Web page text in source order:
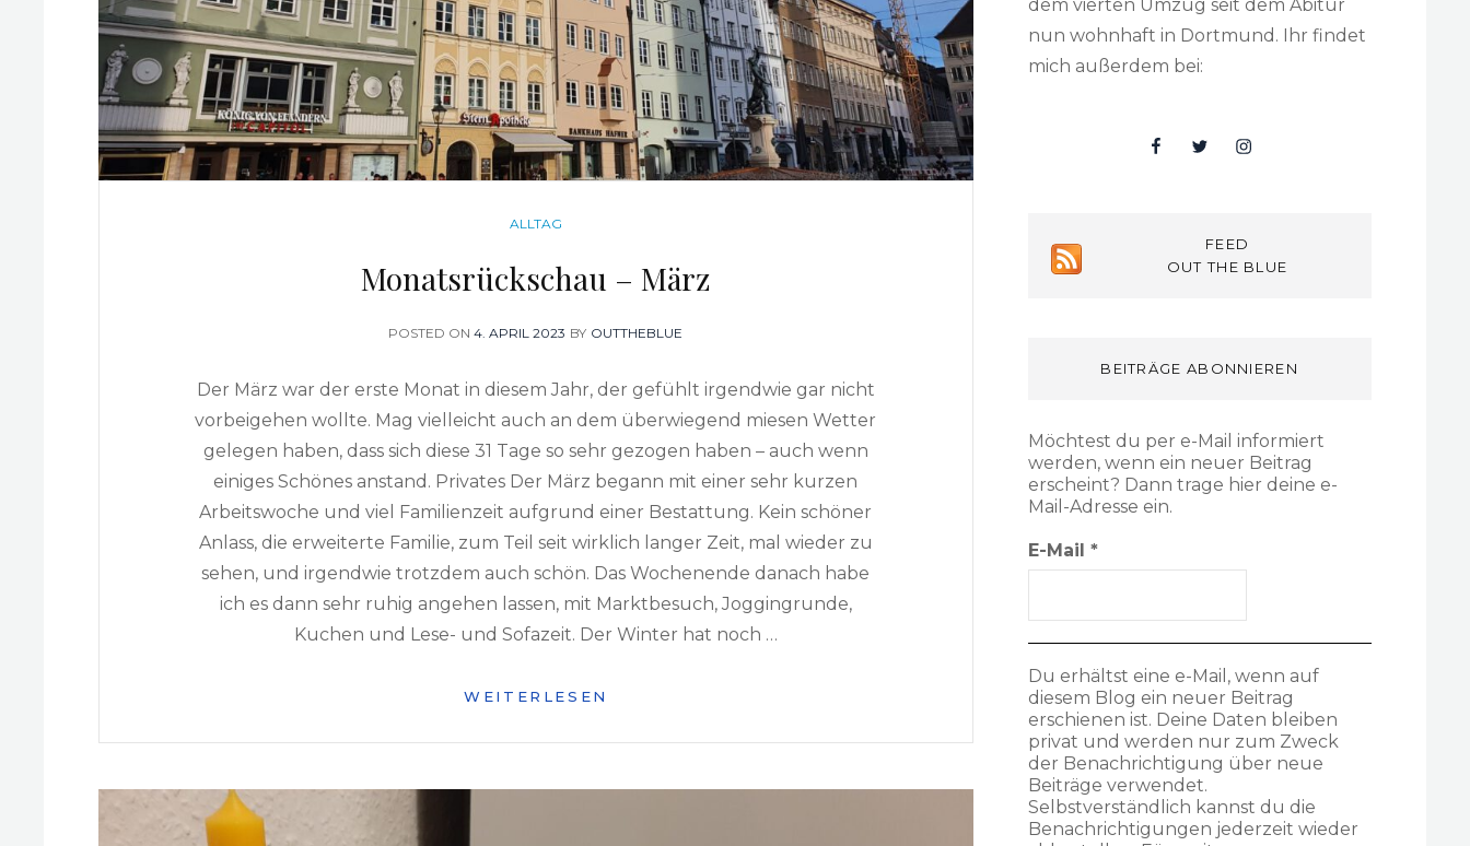
CATEGORIES
ALLTAG
Monatsrückschau – März
POSTED ONPOSTED
4. APRIL 2023 BY OUTTHEBLUE
Der März war der erste Monat in diesem Jahr, der gefühlt irgendwie gar nicht
vorbeigehen wollte. Mag vielleicht auch an dem überwiegend miesen Wetter
gelegen haben, dass sich diese 31 Tage so sehr gezogen haben – auch wenn
einiges Schönes anstand. Privates Der März begann mit einer sehr kurzen
Arbeitswoche und viel Familienzeit aufgrund einer Bestattung. Kein schöner
Anlass, die erweiterte Familie, zum Teil seit wirklich langer Zeit, mal wieder zu
sehen, und irgendwie trotzdem auch schön. Das Wochenende danach habe
ich es dann sehr ruhig angehen lassen, mit Marktbesuch, Joggingrunde,
Kuchen und Lese- und Sofazeit. Der Winter hat noch …
WEITERLESEN
MÄRZ
dem vierten Umzug seit dem Abitur
nun wohnhaft in Dortmund. Ihr findet
mich außerdem bei:
FacebookTwitterInsta
FEED
OUT THE BLUE
BEITRÄGE ABONNIEREN
Möchtest du per e-Mail informiert
werden, wenn ein neuer Beitrag
erscheint? Dann trage hier deine e-
Mail-Adresse ein.
E-Mail *
Du erhältst eine e-Mail, wenn auf
diesem Blog ein neuer Beitrag
erschienen ist. Deine Daten bleiben
privat und werden nur zum Zweck
der Benachrichtigung über neue
Beiträge verwendet.
Selbstverständlich kannst du die
Benachrichtigungen jederzeit wieder